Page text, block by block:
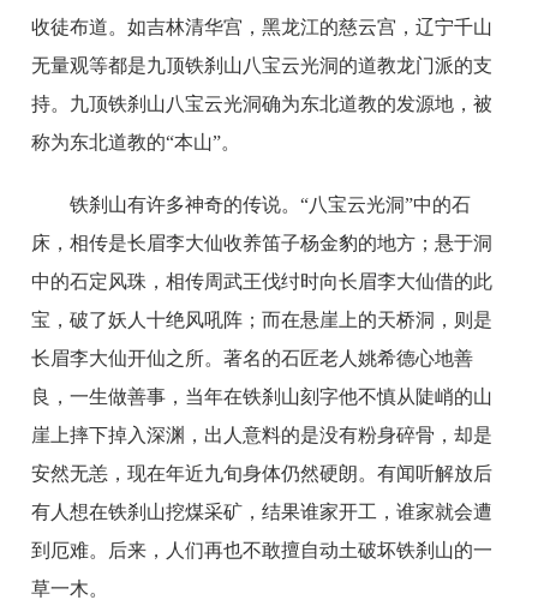
收徒布道。如吉林清华宫，黑龙江的慈云宫，辽宁千山
无量观等都是九顶铁刹山八宝云光洞的道教龙门派的支
持。九顶铁刹山八宝云光洞确为东北道教的发源地，被
称为东北道教的“本山”。
铁刹山有许多神奇的传说。“八宝云光洞”中的石
床，相传是长眉李大仙收养笛子杨金豹的地方；悬于洞
中的石定风珠，相传周武王伐纣时向长眉李大仙借的此
宝，破了妖人十绝风吼阵；而在悬崖上的天桥洞，则是
长眉李大仙开仙之所。著名的石匠老人姚希德心地善
良，一生做善事，当年在铁刹山刻字他不慎从陡峭的山
崖上摔下掉入深渊，出人意料的是没有粉身碎骨，却是
安然无恙，现在年近九旬身体仍然硬朗。有闻听解放后
有人想在铁刹山挖煤采矿，结果谁家开工，谁家就会遭
到厄难。后来，人们再也不敢擅自动土破坏铁刹山的一
草一木。